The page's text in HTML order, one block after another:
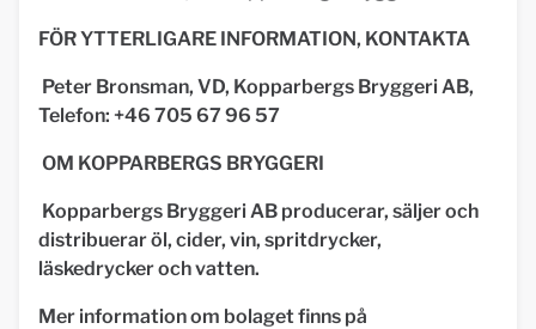
FÖR YTTERLIGARE INFORMATION, KONTAKTA
Peter Bronsman, VD, Kopparbergs Bryggeri AB,
Telefon: +46 705 67 96 57
OM KOPPARBERGS BRYGGERI
Kopparbergs Bryggeri AB producerar, säljer och
distribuerar öl, cider, vin, spritdrycker,
läskedrycker och vatten.
Mer information om bolaget finns på